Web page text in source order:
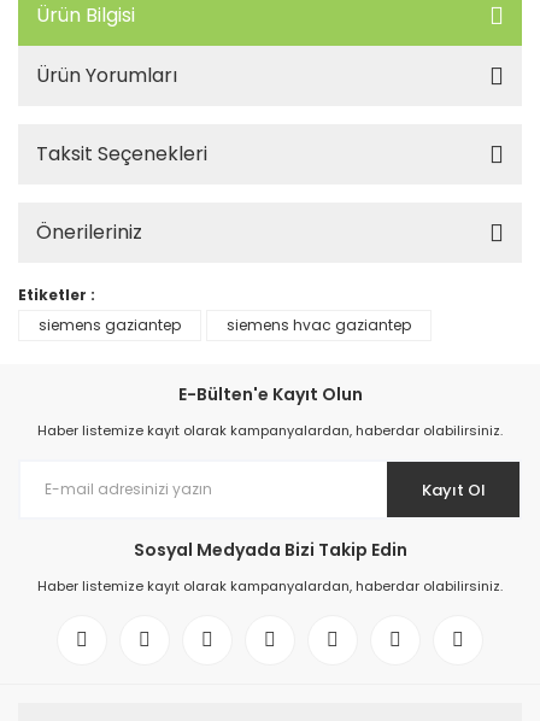
Ürün Bilgisi
Ürün Yorumları
Taksit Seçenekleri
Önerileriniz
Etiketler :
siemens gaziantep
siemens hvac gaziantep
E-Bülten'e Kayıt Olun
Haber listemize kayıt olarak kampanyalardan, haberdar olabilirsiniz.
Kayıt Ol
Sosyal Medyada Bizi Takip Edin
Haber listemize kayıt olarak kampanyalardan, haberdar olabilirsiniz.